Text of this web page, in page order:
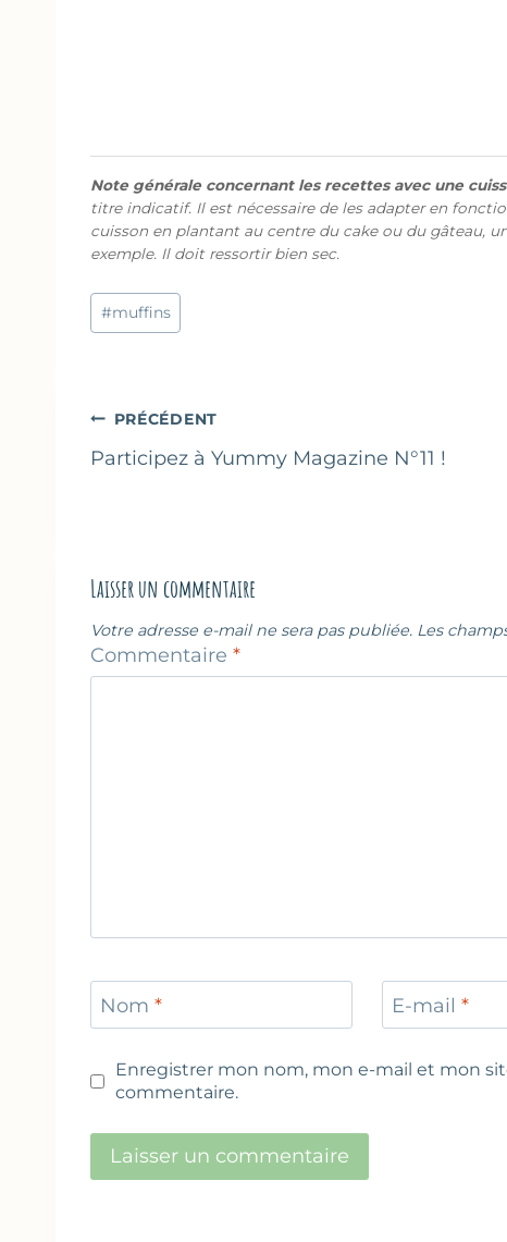
Note générale concernant les recettes avec une
titre indicatif. Il est nécessaire de les adapter en
cuisson en plantant au centre du cake ou du gâteau,
exemple. Il doit ressortir bien sec.
Étiquettes
de
#muffins
Navigation
de
PRÉCÉDENT
Participez à Yummy Magazine N°11 !
Laisser un commentaire
Votre adresse e-mail ne sera pas publiée. Les
Commentaire *
Nom * E-mail*
Enregistrer mon nom, mon e-mail et mon
commentaire.